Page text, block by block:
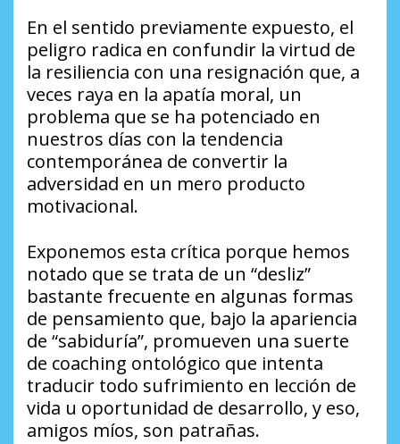
En el sentido previamente expuesto, el
peligro radica en confundir la virtud de
la resiliencia con una resignación que, a
veces raya en la apatía moral, un
problema que se ha potenciado en
nuestros días con la tendencia
contemporánea de convertir la
adversidad en un mero producto
motivacional.
Exponemos esta crítica porque hemos
notado que se trata de un “desliz”
bastante frecuente en algunas formas
de pensamiento que, bajo la apariencia
de “sabiduría”, promueven una suerte
de coaching ontológico que intenta
traducir todo sufrimiento en lección de
vida u oportunidad de desarrollo, y eso,
amigos míos, son patrañas.